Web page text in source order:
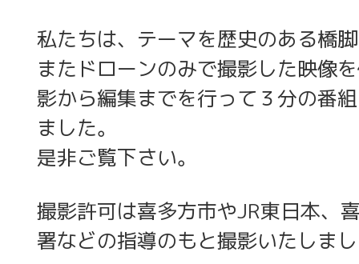
私たちは、テーマを歴史のある橋
またドローンのみで撮影した映像
影から編集までを行って３分の番
ました。
是非ご覧下さい。
撮影許可は喜多方市やJR東日本、
署などの指導のもと撮影いたしま